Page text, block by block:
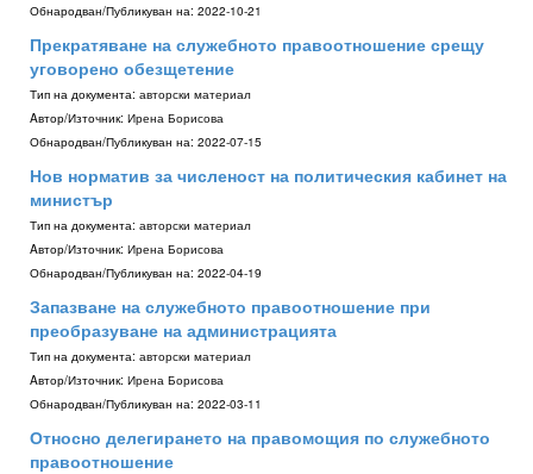
Обнародван/Публикуван на: 2022-10-21
Прекратяване на служебното правоотношение срещу
уговорено обезщетение
Тип на документа: авторски материал
Aвтор/Източник: Ирена Борисова
Обнародван/Публикуван на: 2022-07-15
Нов норматив за численост на политическия кабинет на
министър
Тип на документа: авторски материал
Aвтор/Източник: Ирена Борисова
Обнародван/Публикуван на: 2022-04-19
Запазване на служебното правоотношение при
преобразуване на администрацията
Тип на документа: авторски материал
Aвтор/Източник: Ирена Борисова
Обнародван/Публикуван на: 2022-03-11
Относно делегирането на правомощия по служебното
правоотношение